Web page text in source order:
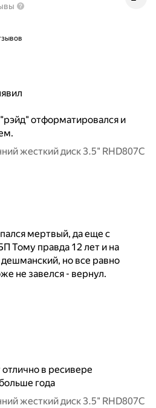
отформатировался и
жесткий диск 3.5" RHD807C
мертвый, да еще с
Тому правда 12 лет и на
но все равно
не завелся - вернул.
отлично в ресивере
года
жесткий диск 3.5" RHD807C